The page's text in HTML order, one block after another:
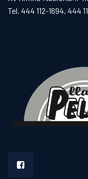
Tel. 444 112-1694, 444